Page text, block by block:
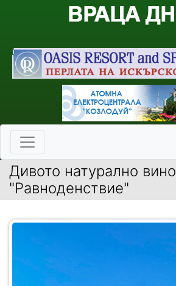
Дивото натурално вино
"Равноденствие"